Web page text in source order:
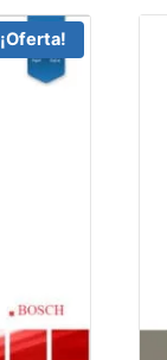
¡Oferta!